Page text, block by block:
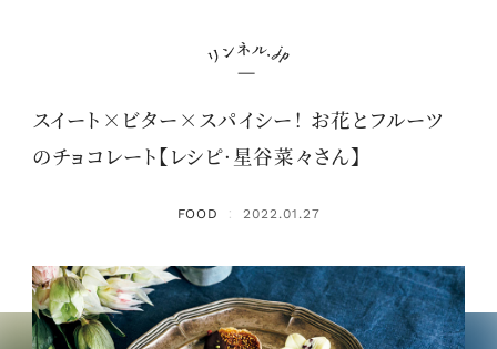
スイート×ビター×スパイシー！ お花とフルーツ
のチョコレート【レシピ·星谷菜々さん】
FOOD ： 2022.01.27